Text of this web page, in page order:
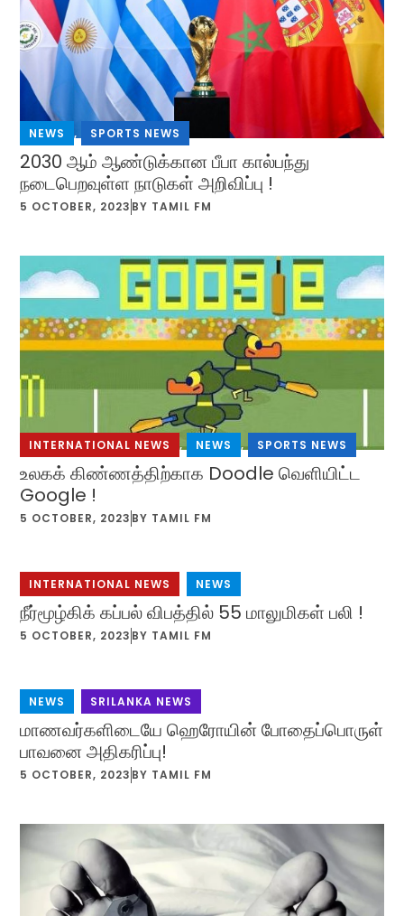
NEWS , SPORTS NEWS
2030 ஆம் ஆண்டுக்கான பீபா கால்பந்து
நடைபெறவுள்ள நாடுகள் அறிவிப்பு !
5 OCTOBER, 2023 BY TAMIL FM
INTERNATIONAL NEWS , NEWS , SPORTS NEWS
உலகக் கிண்ணத்திற்காக Doodle வெளியிட்ட
Google !
5 OCTOBER, 2023 BY TAMIL FM
INTERNATIONAL NEWS NEWS
நீர்மூழ்கிக் கப்பல் விபத்தில் 55 மாலுமிகள் பலி !
5 OCTOBER, 2023 BY TAMIL FM
NEWS SRILANKA NEWS
மாணவர்களிடையே ஹெரோயின் போதைப்பொருள்
பாவனை அதிகரிப்பு!
5 OCTOBER, 2023 BY TAMIL FM